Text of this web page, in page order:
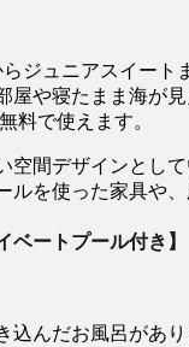
ジュニアスイート
や寝たまま海が
料で使えます。
間デザインとして
を使った家具や
ートプール付き】
んだお風呂があり